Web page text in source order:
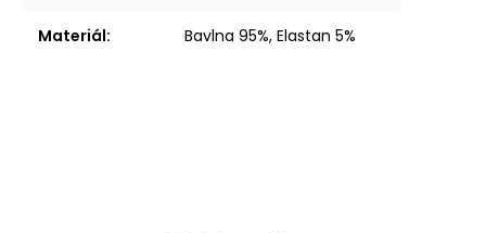
Materiál: Bavlna 95%, Elastan 5%